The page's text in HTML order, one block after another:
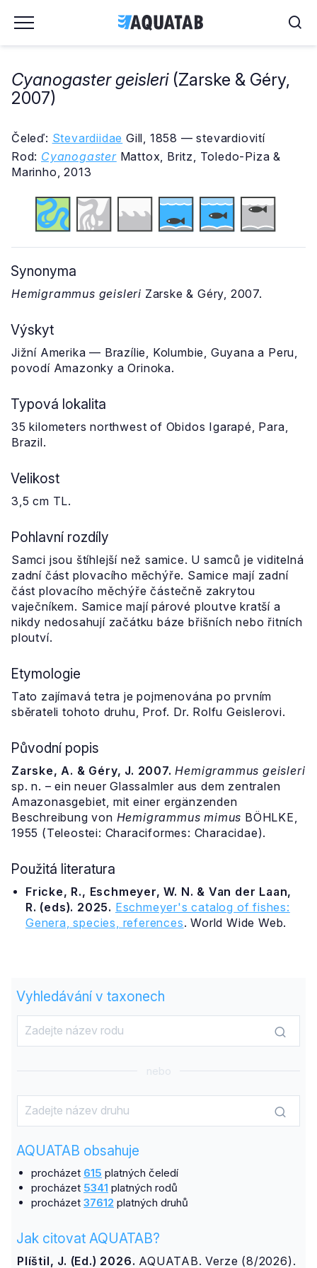
Cyanogaster geisleri(Zarske & Géry,
2007)
Čeleď: Stevardiidae Gill, 1858 — stevardiovití
Rod: CyanogasterMattox, Britz, Toledo-Piza &
Marinho, 2013
Synonyma
Hemigrammus geisleri Zarske & Géry, 2007.
Výskyt
Jižní Amerika — Brazílie, Kolumbie, Guyana a Peru,
povodí Amazonky a Orinoka.
Typová lokalita
35 kilometers northwest of Obidos Igarapé, Para,
Brazil.
Velikost
3,5 cm TL.
Pohlavní rozdíly
Samci jsou štíhlejší než samice. U samců je viditelná
zadní část plovacího měchýře. Samice mají zadní
část plovacího měchýře částečně zakrytou
vaječníkem. Samice mají párové ploutve kratší a
nikdy nedosahují začátku báze břišních nebo řitních
ploutví.
Etymologie
Tato zajímavá tetra je pojmenována po prvním
sběrateli tohoto druhu, Prof. Dr. Rolfu Geislerovi.
Původní popis
Zarske, A. & Géry, J. 2007. Hemigrammus geisleri
sp. n. – ein neuer Glassalmler aus dem zentralen
Amazonasgebiet, mit einer ergänzenden
Beschreibung von Hemigrammus mimus BÖHLKE,
1955 (Teleostei: Characiformes: Characidae).
Použitá literatura
Fricke, R., Eschmeyer, W. N. & Van der Laan,
R. (eds). 2025. Eschmeyer's catalog of fishes:
Genera, species, references. World Wide Web.
Vyhledávání v taxonech
nebo
AQUATAB obsahuje
procházet 615 platných čeledí
procházet 5341 platných rodů
procházet 37612 platných druhů
Jak citovat AQUATAB?
Plíštil, J. (Ed.) 2026. AQUATAB. Verze (8/2026).